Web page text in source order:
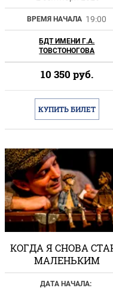
ВРЕМЯ НАЧАЛА 19:00
БДТ ИМЕНИ Г.А.
ТОВСТОНОГОВА
10 350 руб.
КУПИТЬ БИЛЕТ
КОГДА Я СНОВА
МАЛЕНЬКИМ
ДАТА НАЧАЛА: